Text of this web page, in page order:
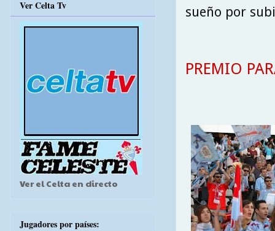
sueño por
PREMIO
Ver Celta Tv
Ver el Celta en directo
Jugadores por países: